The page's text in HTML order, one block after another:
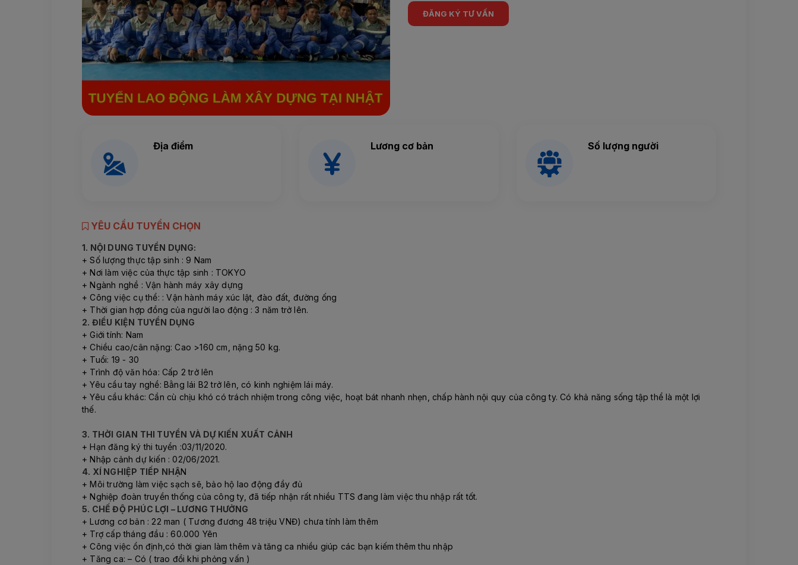
ĐĂNG KÝ TƯ VẤN
Địa điểm Lương cơ bản Số lượng người
YÊU CẦU TUYỂN CHỌN
1. NỘI DUNG TUYỂN DỤNG:
+ Số lượng thực tập sinh : 9 Nam
+ Nơi làm việc của thực tập sinh : TOKYO
+ Ngành nghề : Vận hành máy xây dựng
+ Công việc cụ thể: : Vận hành máy xúc lật, đào đất, đường ống
+ Thời gian hợp đồng của người lao động : 3 năm trở lên.
2. ĐIỀU KIỆN TUYỂN DỤNG
+ Giới tính: Nam
+ Chiều cao/cân nặng: Cao >160 cm, nặng 50 kg.
+ Tuổi: 19 - 30
+ Trình độ văn hóa: Cấp 2 trở lên
+ Yêu cầu tay nghề: Bằng lái B2 trở lên, có kinh nghiệm lái máy.
+ Yêu cầu khác: Cần cù chịu khó có trách nhiệm trong công việc, hoạt bát nhanh nhẹn, chấp hành nội quy của công ty. Có khả năng sống tập thể là một lợi
thế.
3. THỜI GIAN THI TUYỂN VÀ DỰ KIẾN XUẤT CẢNH
+ Hạn đăng ký thi tuyển :03/11/2020.
+ Nhập cảnh dự kiến : 02/06/2021.
4. XÍ NGHIỆP TIẾP NHẬN
+ Môi trường làm việc sạch sẽ, bảo hộ lao động đầy đủ
+ Nghiệp đoàn truyền thống của công ty, đã tiếp nhận rất nhiều TTS đang làm việc thu nhập rất tốt.
5. CHẾ ĐỘ PHÚC LỢI – LƯƠNG THƯỞNG
+ Lương cơ bản : 22 man ( Tương đương 48 triệu VNĐ) chưa tính làm thêm
+ Trợ cấp tháng đầu : 60.000 Yên
+ Công việc ổn định,có thời gian làm thêm và tăng ca nhiều giúp các bạn kiếm thêm thu nhập
+ Tăng ca: – Có ( trao đổi khi phỏng vấn )